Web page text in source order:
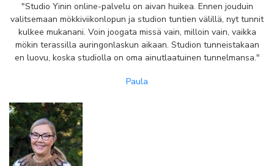
"Studio Yinin online-palvelu on aivan huikea. Ennen jouduin
valitsemaan mökkiviikonlopun ja studion tuntien välillä, nyt tunnit
kulkee mukanani. Voin joogata missä vain, milloin vain, vaikka
mökin terassilla auringonlaskun aikaan. Studion tunneistakaan
en luovu, koska studiolla on oma ainutlaatuinen tunnelmansa."
Paula